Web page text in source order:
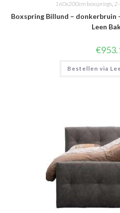
160x200cm boxsprings,2-
Boxspring Billund – donkerbruin
Leen
€
Bestellen via